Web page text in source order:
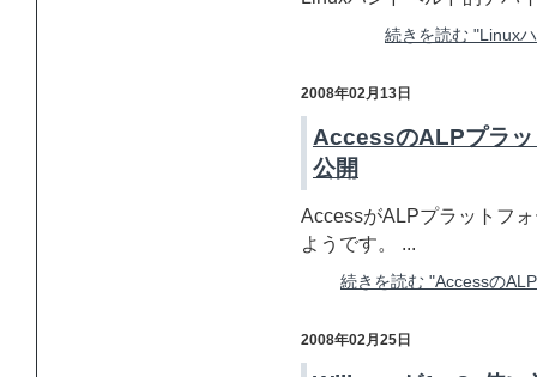
続きを読む "Linux
2008年02月13日
AccessのALPプラッ
公開
AccessがALPプラットフ
ようです。 ...
続きを読む "Accessの
2008年02月25日